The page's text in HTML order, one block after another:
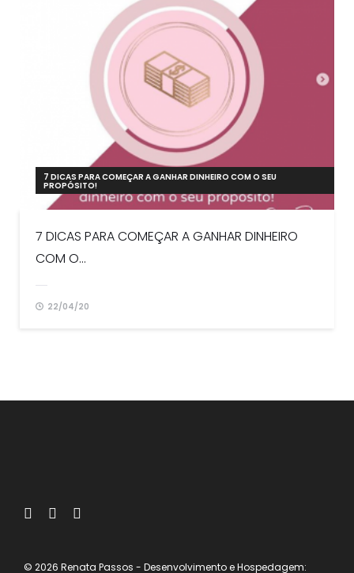
7 DICAS PARA COMEÇAR A GANHAR DINHEIRO COM O SEU
PROPÓSITO!
7 DICAS PARA COMEÇAR A GANHAR DINHEIRO
COM O...
22/04/20
© 2026 Renata Passos - Desenvolvimento e Hospedagem: